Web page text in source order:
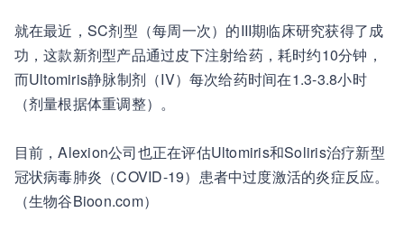
就在最近，SC剂型（每周一次）的III期临床研究获得了成
功，这款新剂型产品通过皮下注射给药，耗时约10分钟，
而Ultomiris静脉制剂（IV）每次给药时间在1.3-3.8小时
（剂量根据体重调整）。
目前，Alexion公司也正在评估Ultomiris和Soliris治疗新型
冠状病毒肺炎（COVID-19）患者中过度激活的炎症反应。
（生物谷Bioon.com）